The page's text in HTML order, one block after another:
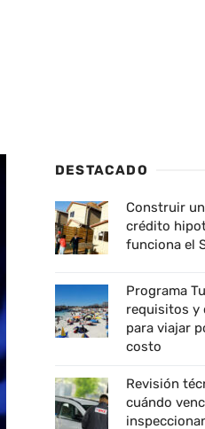
DESTACADO
Construir
crédito
funciona el
Programa
requisitos y
para viajar
costo
Revisión
cuándo